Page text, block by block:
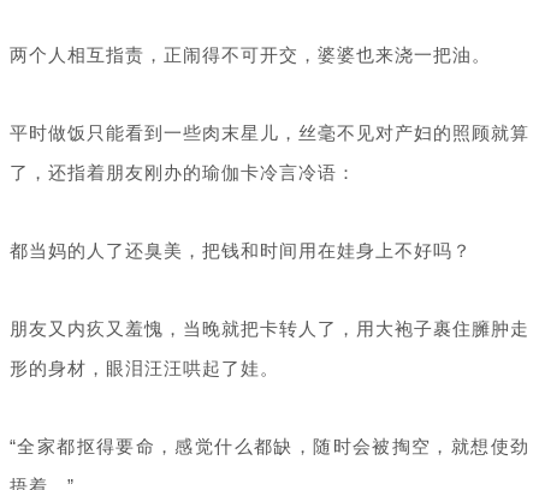
两个人相互指责，正闹得不可开交，婆婆也来浇一把油。
平时做饭只能看到一些肉末星儿，丝毫不见对产妇的照顾就算
了，还指着朋友刚办的瑜伽卡冷言冷语：
都当妈的人了还臭美，把钱和时间用在娃身上不好吗？
朋友又内疚又羞愧，当晚就把卡转人了，用大袍子裹住臃肿走
形的身材，眼泪汪汪哄起了娃。
“全家都抠得要命，感觉什么都缺，随时会被掏空，就想使劲